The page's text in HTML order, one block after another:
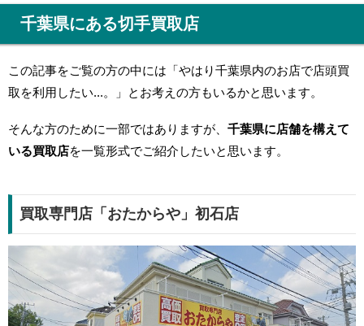
千葉県にある切手買取店
この記事をご覧の方の中には「やはり千葉県内のお店で店頭買
取を利用したい...。」とお考えの方もいるかと思います。
そんな方のために一部ではありますが、 千葉県に店舗を構えて
いる買取店を一覧形式でご紹介したいと思います。
買取専門店「おたからや」初石店